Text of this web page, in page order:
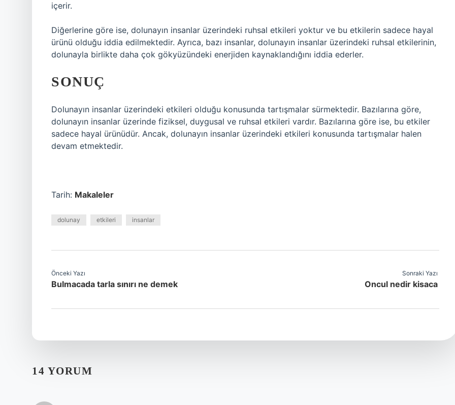
içerir.
Diğerlerine göre ise, dolunayın insanlar üzerindeki ruhsal etkileri yoktur ve bu etkilerin sadece hayal
ürünü olduğu iddia edilmektedir. Ayrıca, bazı insanlar, dolunayın insanlar üzerindeki ruhsal etkilerinin,
dolunayla birlikte daha çok gökyüzündeki enerjiden kaynaklandığını iddia ederler.
SONUÇ
Dolunayın insanlar üzerindeki etkileri olduğu konusunda tartışmalar sürmektedir. Bazılarına göre,
dolunayın insanlar üzerinde fiziksel, duygusal ve ruhsal etkileri vardır. Bazılarına göre ise, bu etkiler
sadece hayal ürünüdür. Ancak, dolunayın insanlar üzerindeki etkileri konusunda tartışmalar halen
devam etmektedir.
Tarih: Makaleler
dolunay etkileri insanlar
Önceki Yazı
Bulmacada tarla sınırı ne demek
Sonraki Yazı
Oncul nedir kisaca
14 YORUM